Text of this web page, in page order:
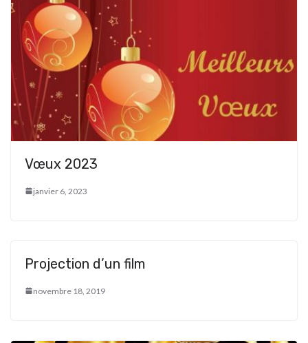
Vœux 2023
janvier 6, 2023
Projection d’un film
novembre 18, 2019